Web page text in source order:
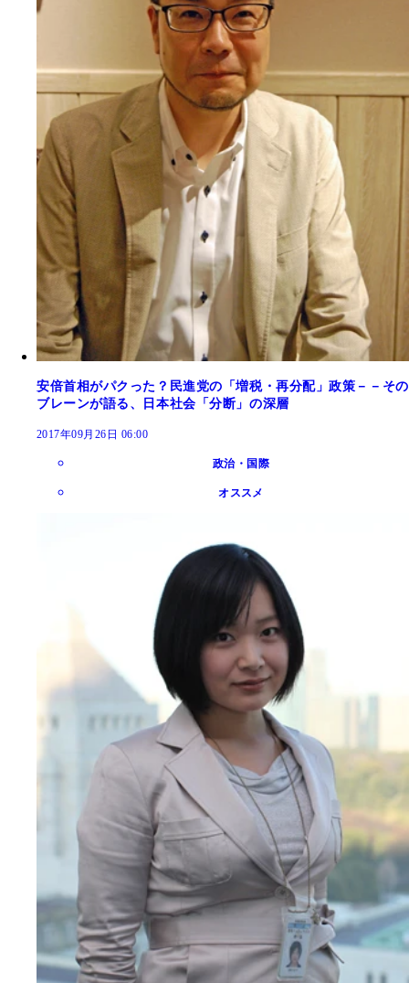
安倍首相がパクった？民進党の「増税・再分配」政策－－その
ブレーンが語る、日本社会「分断」の深層
2017年09月26日 06:00
政治・国際
オススメ